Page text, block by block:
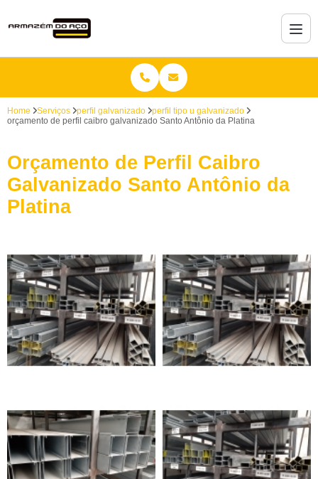
Home Serviços perfil galvanizado
perfil tipo u galvanizado
orçamento de perfil caibro galvanizado Santo Antônio da Platina
Orçamento de Perfil Caibro
Galvanizado Santo Antônio da
Platina